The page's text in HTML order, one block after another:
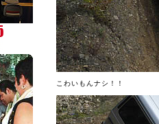
こわいもんナシ！！